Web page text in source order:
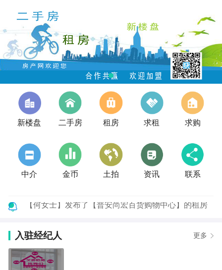
新楼盘 二手房 租房 求租 求购
中介 金币 土拍 资讯 联系
【何女士】发布了【普安尚宏百货购物中心】的租房
信息
信息
【何女士】发布了【普安尚宏百货购物中心】的租房
入驻经纪人 更多